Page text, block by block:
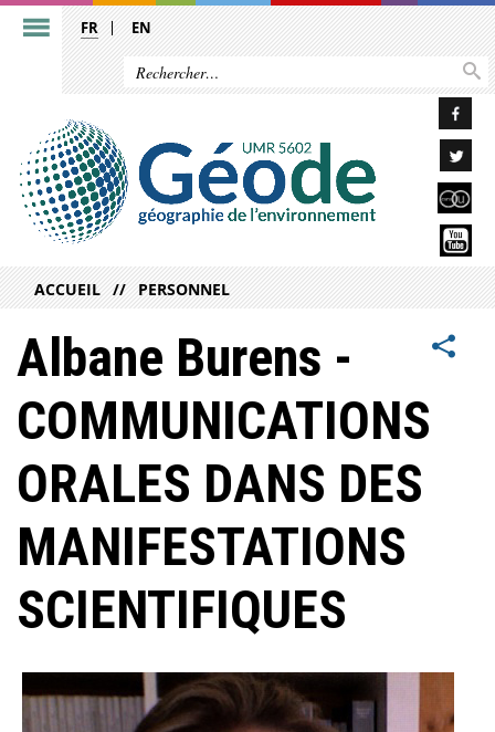
FR EN
ACCUEIL PERSONNEL
Albane Burens -
COMMUNICATIONS
ORALES DANS DES
MANIFESTATIONS
SCIENTIFIQUES